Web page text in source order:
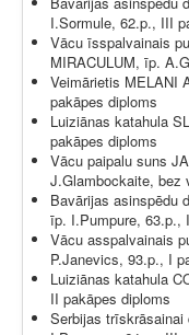
I.Sormule, 62.p., III
Vācu īsspalvainais
MIRACULUM, īp.
Veimārietis MELANI
pakāpes diploms
Luiziānas katahula
pakāpes diploms
Vācu paipalu suns
J.Glambockaite, bez
Bavārijas asinspēdu
īp. I.Pumpure, 63.p.,
Vācu asspalvainais
P.Janevics, 93.p., I
Luiziānas katahula
II pakāpes diploms
Serbijas